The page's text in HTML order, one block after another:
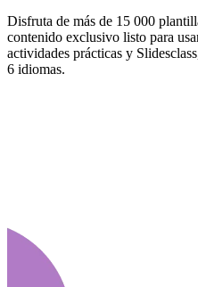
Disfruta de más de 15 000
contenido exclusivo listo para
actividades prácticas y
6 idiomas.